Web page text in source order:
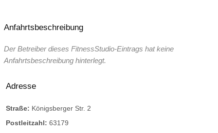
Anfahrtsbeschreibung
Der Betreiber dieses FitnessStudio-Eintrags hat keine
Anfahrtsbeschreibung hinterlegt.
Adresse
Straße: Königsberger Str. 2
Postleitzahl: 63179